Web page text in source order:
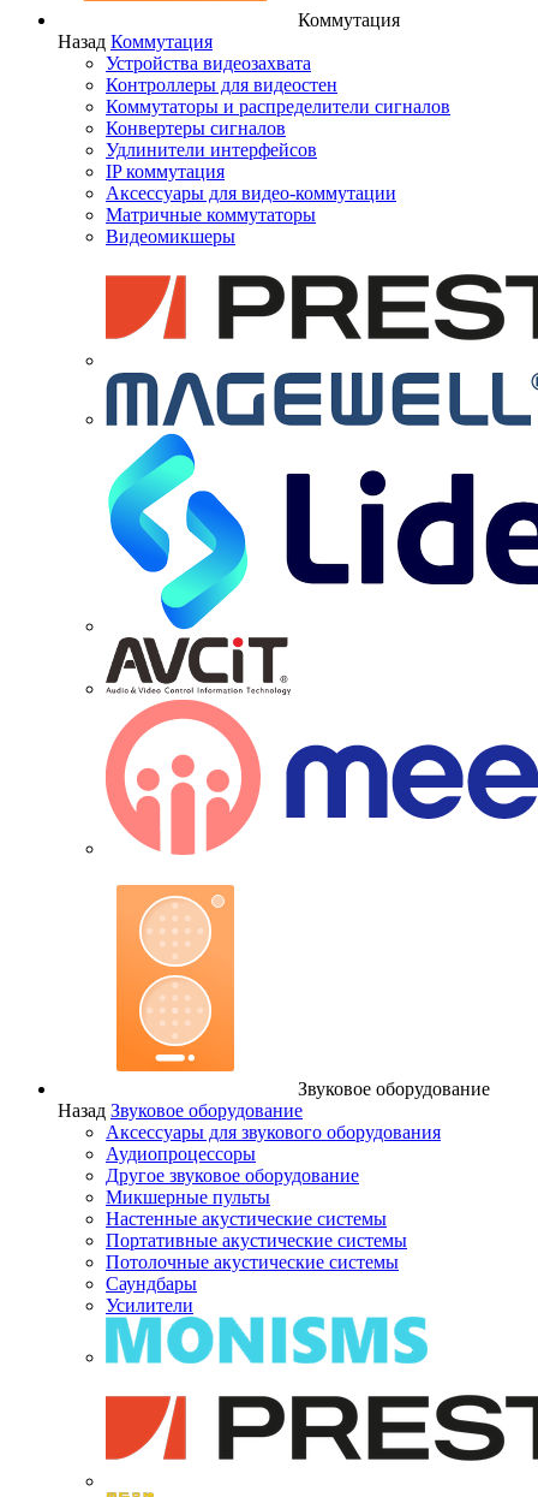
Коммутация
Назад Коммутация
Устройства видеозахвата
Контроллеры для видеостен
Коммутаторы и распределители сигналов
Конвертеры сигналов
Удлинители интерфейсов
IP коммутация
Аксессуары для видео-коммутации
Матричные коммутаторы
Видеомикшеры
Звуковое оборудование
Назад Звуковое оборудование
Аксессуары для звукового оборудования
Аудиопроцессоры
Другое звуковое оборудование
Микшерные пульты
Настенные акустические системы
Портативные акустические системы
Потолочные акустические системы
Саундбары
Усилители